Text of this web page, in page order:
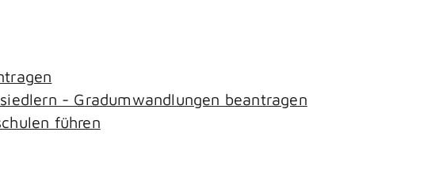
- Gradumwandlungen beantragen
führen